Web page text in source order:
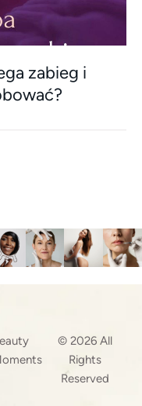
zabieg i
© 2026 All
Rights
Reserved